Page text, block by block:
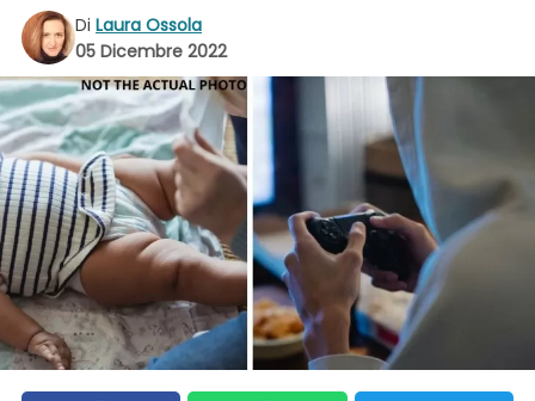
Di Laura Ossola
05 Dicembre 2022